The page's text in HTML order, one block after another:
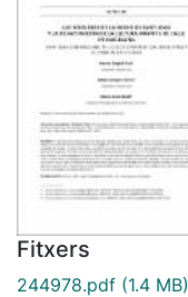
Fitxers
244978.pdf (1.4 MB)